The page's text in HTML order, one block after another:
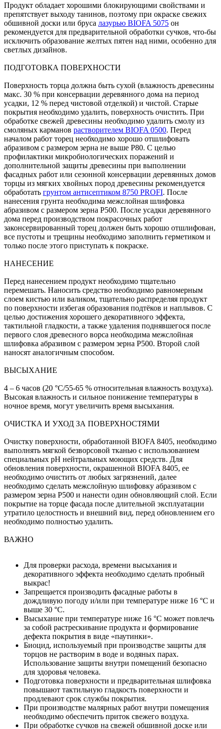
Продукт обладает хорошими блокирующими свойствами и
препятствует выходу танинов, поэтому при окраске свежих
обшивной доски или бруса лазурью BIOFA 5075 он
рекомендуется для предварительной обработки сучков, что-бы
исключить образование желтых пятен над ними, особенно для
светлых дизайнов.
ПОДГОТОВКА ПОВЕРХНОСТИ
Поверхность торца должна быть сухой (влажность древесины
макс. 30 % при консервации деревянного дома на период
усадки, 12 % перед чистовой отделкой) и чистой. Старые
покрытия необходимо удалить, поверхность очистить. При
обработке свежей древесины необходимо удалить смолу из
смоляных карманов растворителем BIOFA 0500. Перед
началом работ торец необходимо хорошо отшлифовать
абразивом с размером зерна не выше P80. С целью
профилактики микробиологических поражений и
дополнительной защиты древесины при выполнении
фасадных работ или сезонной консервации деревянных домов
торцы из мягких хвойных пород древесины рекомендуется
обработать грунтом антисептиком 8750 PROFI. После
нанесения грунта необходима межслойная шлифовка
абразивом с размером зерна P500. После усадки деревянного
дома перед производством покрасочных работ
законсервированный торец должен быть хорошо отшлифован,
все пустоты и трещины необходимо заполнить герметиком и
только после этого приступать к покраске.
НАНЕСЕНИЕ
Перед нанесением продукт необходимо тщательно
перемешать. Наносить средство необходимо равномерным
слоем кистью или валиком, тщательно распределяя продукт
по поверхности избегая образования подтёков и наплывов. С
целью достижения хорошего декоративного эффекта,
тактильной гладкости, а также удаления поднявшегося после
первого слоя древесного ворса необходима межслойная
шлифовка абразивом с размером зерна P500. Второй слой
наносят аналогичным способом.
ВЫСЫХАНИЕ
4 – 6 часов (20 °C/55-65 % относительная влажность воздуха).
Высокая влажность и сильное понижение температуры в
ночное время, могут увеличить время высыхания.
ОЧИСТКА И УХОД ЗА ПОВЕРХНОСТЯМИ
Очистку поверхности, обработанной BIOFA 8405, необходимо
выполнять мягкой безворсовой тканью с использованием
специальных рН нейтральных моющих средств. Для
обновления поверхности, окрашенной BIOFA 8405, ее
необходимо очистить от любых загрязнений, далее
необходимо сделать межслойную шлифовку абразивом с
размером зерна P500 и нанести один обновляющий слой. Если
покрытие на торце фасада после длительной эксплуатации
утратило целостность и внешний вид, перед обновлением его
необходимо полностью удалить.
ВАЖНО
Для проверки расхода, времени высыхания и
декоративного эффекта необходимо сделать пробный
выкрас!
Запрещается производить фасадные работы в
дождливую погоду и/или при температуре ниже 16 °C и
выше 30 °C.
Высыхание при температуре ниже 16 °C может повлечь
за собой растрескивание продукта и формирование
дефекта покрытия в виде «паутинки».
Биоцид, используемый при производстве защиты для
торцов не растворим в воде и водяных парах.
Использование защиты внутри помещений безопасно
для здоровья человека.
Подготовка поверхности и предварительная шлифовка
повышают тактильную гладкость поверхности и
продлевают срок службы покрытия.
При производстве малярных работ внутри помещения
необходимо обеспечить приток свежего воздуха.
При обработке сучков на свежей обшивной доске или